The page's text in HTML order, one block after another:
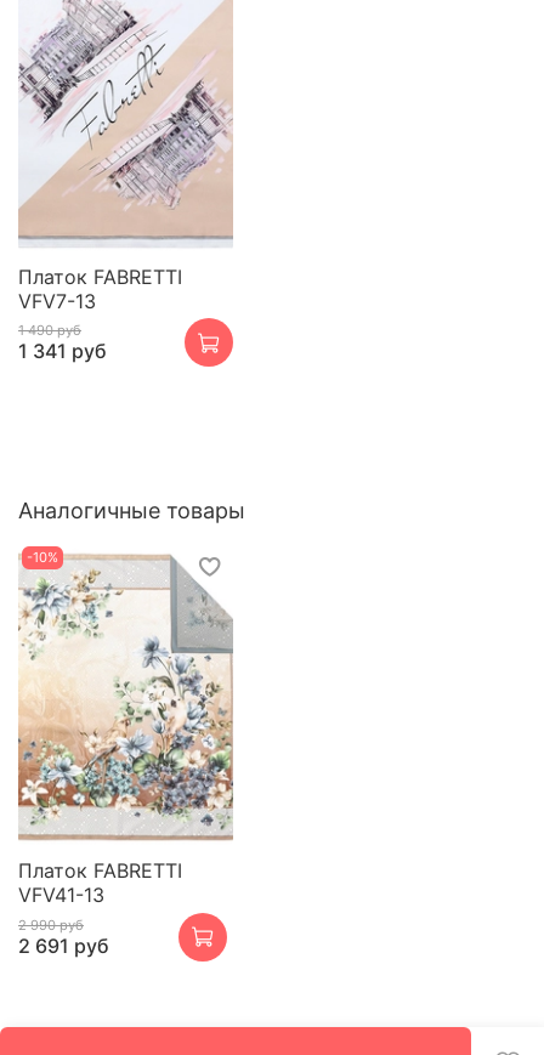
Платок FABRETTI
VFV7-13
1 490 руб
1 341 руб
Аналогичные товары
-10%
Платок FABRETTI
VFV41-13
2 990 руб
2 691 руб